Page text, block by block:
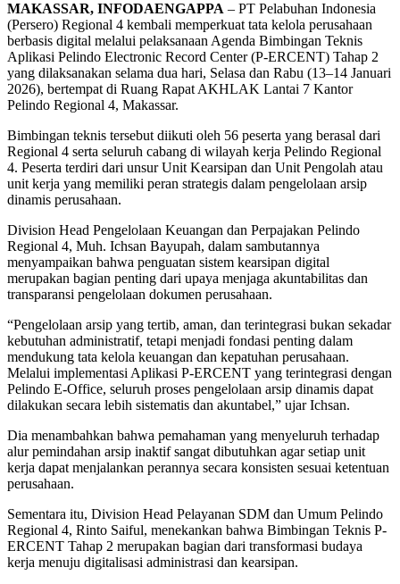
MAKASSAR, INFODAENGAPPA – PT Pelabuhan Indonesia
(Persero) Regional 4 kembali memperkuat tata kelola perusahaan
berbasis digital melalui pelaksanaan Agenda Bimbingan Teknis
Aplikasi Pelindo Electronic Record Center (P-ERCENT) Tahap 2
yang dilaksanakan selama dua hari, Selasa dan Rabu (13–14 Januari
2026), bertempat di Ruang Rapat AKHLAK Lantai 7 Kantor
Pelindo Regional 4, Makassar.
Bimbingan teknis tersebut diikuti oleh 56 peserta yang berasal dari
Regional 4 serta seluruh cabang di wilayah kerja Pelindo Regional
4. Peserta terdiri dari unsur Unit Kearsipan dan Unit Pengolah atau
unit kerja yang memiliki peran strategis dalam pengelolaan arsip
dinamis perusahaan.
Division Head Pengelolaan Keuangan dan Perpajakan Pelindo
Regional 4, Muh. Ichsan Bayupah, dalam sambutannya
menyampaikan bahwa penguatan sistem kearsipan digital
merupakan bagian penting dari upaya menjaga akuntabilitas dan
transparansi pengelolaan dokumen perusahaan.
“Pengelolaan arsip yang tertib, aman, dan terintegrasi bukan sekadar
kebutuhan administratif, tetapi menjadi fondasi penting dalam
mendukung tata kelola keuangan dan kepatuhan perusahaan.
Melalui implementasi Aplikasi P-ERCENT yang terintegrasi dengan
Pelindo E-Office, seluruh proses pengelolaan arsip dinamis dapat
dilakukan secara lebih sistematis dan akuntabel,” ujar Ichsan.
Dia menambahkan bahwa pemahaman yang menyeluruh terhadap
alur pemindahan arsip inaktif sangat dibutuhkan agar setiap unit
kerja dapat menjalankan perannya secara konsisten sesuai ketentuan
perusahaan.
Sementara itu, Division Head Pelayanan SDM dan Umum Pelindo
Regional 4, Rinto Saiful, menekankan bahwa Bimbingan Teknis P-
ERCENT Tahap 2 merupakan bagian dari transformasi budaya
kerja menuju digitalisasi administrasi dan kearsipan.